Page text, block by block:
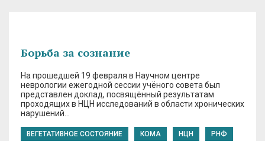
Борьба за сознание
На прошедшей 19 февраля в Научном центре
неврологии ежегодной сессии учёного совета был
представлен доклад, посвящённый результатам
проходящих в НЦН исследований в области хронических
нарушений…
ВЕГЕТАТИВНОЕ СОСТОЯНИЕ КОМА НЦН РНФ